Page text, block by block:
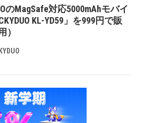
のMagSafe対応5000mAhモバイ
KL-YD59」を999円で販
）